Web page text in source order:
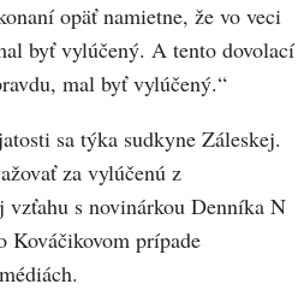
opäť namietne, že vo veci
byť vylúčený. A tento dovolací
mal byť vylúčený.“
sa týka sudkyne Záleskej.
za vylúčenú z
vzťahu s novinárkou Denníka N
Kováčikovom prípade